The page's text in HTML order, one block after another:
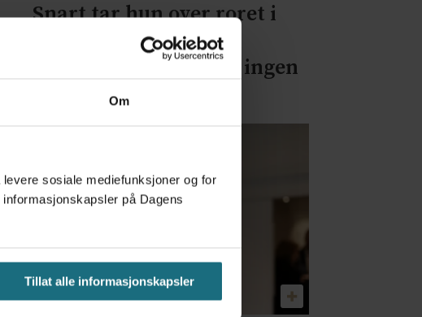
Om
sosiale mediefunksjoner og for
på Dagens
Tillat alle informasjonskapsler
Snart tar hun over roret i
legenes etikkråd: – Et
ensartet råd kommer ingen
til nytte